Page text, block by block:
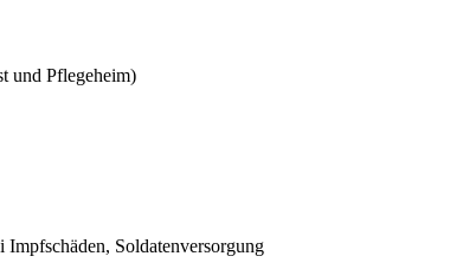
und Pflegeheim)
Soldatenversorgung